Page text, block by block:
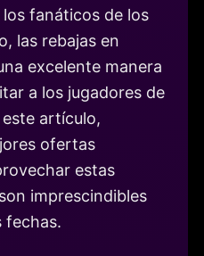
fanáticos de los
las rebajas en
excelente manera
a los jugadores de
artículo,
ofertas
estas
imprescindibles
fechas.